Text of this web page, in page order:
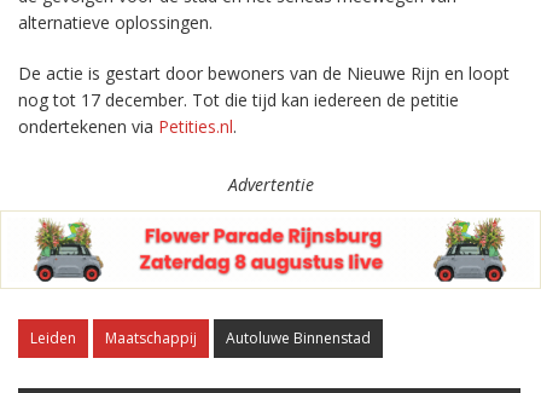
alternatieve oplossingen.
De actie is gestart door bewoners van de Nieuwe Rijn en loopt
nog tot 17 december. Tot die tijd kan iedereen de petitie
ondertekenen via Petities.nl.
Advertentie
Leiden Maatschappij Autoluwe Binnenstad